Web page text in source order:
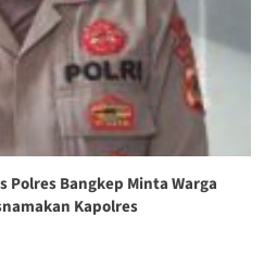
Polres Bangkep Minta Warga
Kapolres